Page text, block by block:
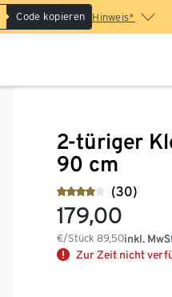
Code kopieren Hinweis*
2-türiger
90 cm
(30)
179,00
€/Stück89,50inkl.
Zur Zeit nicht